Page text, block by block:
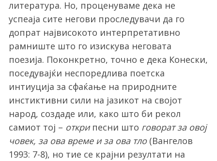
литература. Но, проценуваме дека не
успеаја сите негови проследувачи да го
допрат највисокото интерпретативно
рамниште што го изискува неговата
поезија. Поконкретно, точно е дека Конески,
поседувајќи неспоредлива поетска
интиуција за сфаќање на природните
инстиктивни сили на јазикот на својот
народ, создаде или, како што би рекол
самиот тој – открипесни што говорат за овој
човек, за ова време и за ова тло(Вангелов
1993: 7-8), но тие се крајни резултати на